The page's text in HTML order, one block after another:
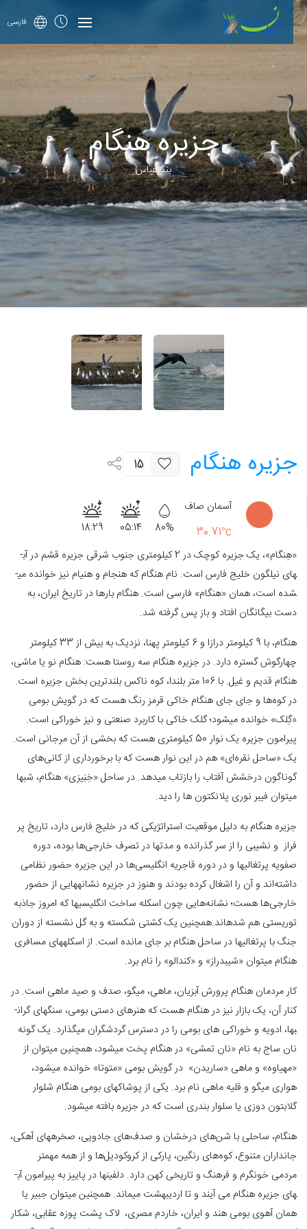
فارسی
جزیره هنگام
بندرعباس
جزیره هنگام 15
آسمان صاف
30.71°c
80%
05:14
18:29
«هِنگام»، یک جزیره کوچک در 2 کیلومتری جنوب شرقی جزیره قشم در آب­
های نیلگون خلیج فارس است. نام هنگام که هنجام و هنیام نیز خوانده می­
شده است، همان «هنگام» فارسی است. هنگام بارها در تاریخ ایران، به
دست بیگانگان افتاد و باز پس گرفته شد.
هنگام، با 9 کیلومتر درازا و 6 کیلومتر پهنا، نزدیک به بیش از 33 کیلومتر
چهارگوش گستره دارد. در جزیره هنگام سه روستا هست: هنگام نو یا ماشی،
هنگام قدیم و غیل. با 106 متر بلندا، کوه ناکس بلندترین بخش جزیره است.
در کوه‌ها و جای جای هنگام خاکی قرمز رنگ هست که در گویش بومی
«گِلک» خوانده می­شود؛ گلک خاکی با کاربرد صنعتی و نیز خوراکی است.
پیرامون جزیره یک نوار 50 کیلومتری هست که بخشی از آن مرجانی است.
یک «ساحل نقره‌ای» هم در این نوار هست که با برخورداری از کانی‌های
گوناگون درخشش آفتاب را بازتاب می­دهد. در ساحل «خِنِیزی» هنگام، شب­ها
می­توان فیبر نوری پلانکتون­ ها را دید.
جزیره هنگام به دلیل موقعیت استراتژیکی که در خلیج فارس دارد، تاریخ پر
فراز و نشیبی را از سر گذرانده و مدت‎ها در تصرف خارجی‌ها بوده، دوره
صفویه پرتغالی‎ها و در دوره قاجریه انگلیسی‌ها در این جزیره حضور نظامی
داشته‌اند و آن را اشغال کرده بودند و هنوز در جزیره نشانه‎هایی از حضور
خارجی‌ها هست؛ نشانه‌هایی چون اسکله ساخت انگلیسی‎ها که امروز جاذبه
توریستی هم شده‎اند.همچنین یک کشتی شکسته و به گل نشسته از دوران
جنگ با پرتغالی­ها در ساحل هنگام بر جای مانده است. از اسکله­های مسافری
هنگام می­توان «شیبدراز» و «کندالو» را نام برد.
کار مردمان هنگام پرورش آبزیان، ماهی، میگو، صدف و صید ماهی است. در
کنار آن، یک بازار نیز در هنگام هست که هنرهای دستی بومی، سنگ­های گران­
بها، ادویه و خوراکی­ های بومی را در دسترس گردشگران می­گذارد. یک گونه
نان ساج به نام «نان تمشی» در هنگام پخت می­شود، همچنین می­توان از
«مهیاوه» و ماهی «ساریدن» در گویش بومی «متوتا» خوانده می­شود،
هواری میگو و قلیه ماهی نام برد. یکی از پوشاک­های بومی هنگام شلوار
گلابتون دوزی یا سلوار بندری است که در جزیره بافته می­شود.
هنگام، ساحلی با شن‏‌های درخشان و صدف‏‌های جادویی، صخره‎های آهکی،
جانداران متنوع، کوه‏‌های رنگین، پارکی از کروکودیل‏‌ها و از همه مهم‎تر
مردمی خونگرم و فرهنگ و تاریخی کهن دارد. دلفین­ها در پاییز به پیرامون آب­
های جزیره هنگام می­ آیند و تا اردیبهشت می­ماند. همچنین می­توان جبیر یا
همان آهوی بومی هند و ایران، خاردم مصری، لاک پشت پوزه عقابی، شکار